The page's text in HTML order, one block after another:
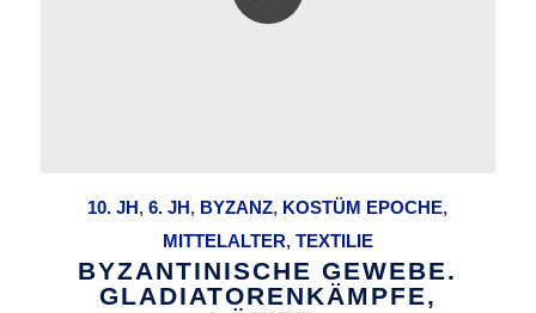
10. JH,6. JH, BYZANZ, KOSTÜM EPOCHE,
MITTELALTER, TEXTILIE
BYZANTINISCHE GEWEBE.
GLADIATORENKÄMPFE,